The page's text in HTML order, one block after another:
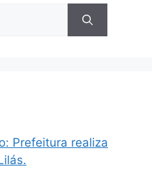
Prefeitura realiza